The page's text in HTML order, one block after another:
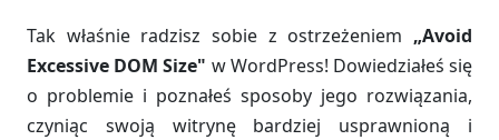
Tak właśnie radzisz sobie z ostrzeżeniem „Avoid
Excessive DOM Size" w WordPress! Dowiedziałeś się
o problemie i poznałeś sposoby jego rozwiązania,
czyniąc swoją witrynę bardziej usprawnioną i